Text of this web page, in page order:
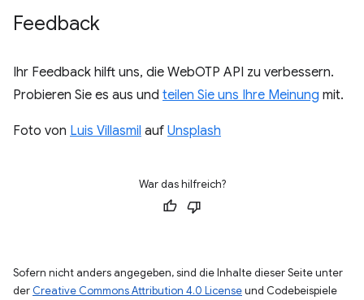
Feedback
Ihr Feedback hilft uns, die WebOTP API zu verbessern.
Probieren Sie es aus und teilen Sie uns Ihre Meinung mit.
Foto von Luis Villasmil auf Unsplash
War das hilfreich?
Sofern nicht anders angegeben, sind die Inhalte dieser Seite unter
der Creative Commons Attribution 4.0 Licenseund Codebeispiele